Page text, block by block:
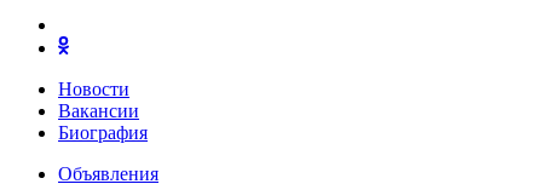
Новости
Вакансии
Биография
Объявления